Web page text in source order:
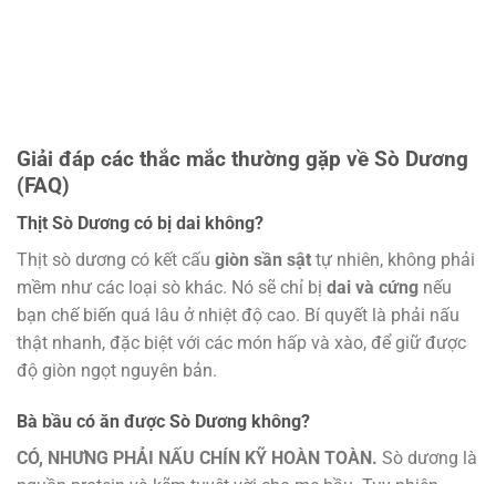
Giải đáp các thắc mắc thường gặp về Sò Dương
(FAQ)
Thịt Sò Dương có bị dai không?
Thịt sò dương có kết cấu giòn sần sật tự nhiên, không phải
mềm như các loại sò khác. Nó sẽ chỉ bị dai và cứng nếu
bạn chế biến quá lâu ở nhiệt độ cao. Bí quyết là phải nấu
thật nhanh, đặc biệt với các món hấp và xào, để giữ được
độ giòn ngọt nguyên bản.
Bà bầu có ăn được Sò Dương không?
CÓ, NHƯNG PHẢI NẤU CHÍN KỸ HOÀN TOÀN. Sò dương là